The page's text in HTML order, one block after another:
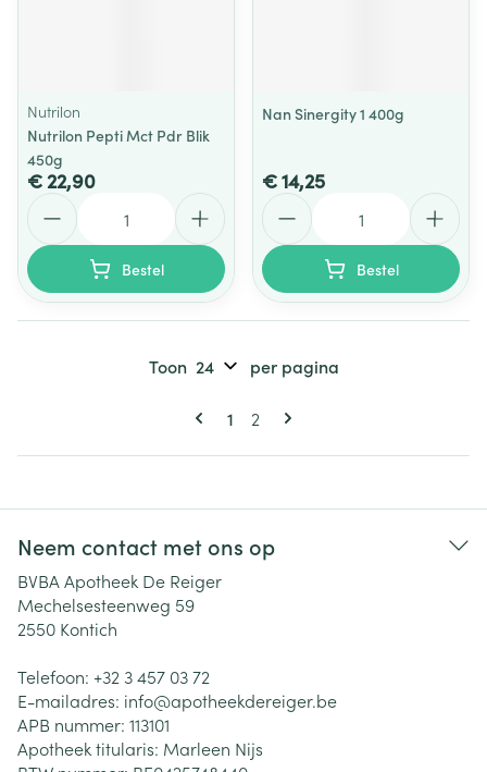
Nutrilon
Nutrilon Pepti Mct Pdr Blik
450g
€ 22,90
Bestel
Nan Sinergity 1 400g
€ 14,25
Bestel
Pagina's
U lees momenteel pagina
1 Pagina
2
Toon per pagina
Neem contact met ons op
BVBA Apotheek De Reiger
Mechelsesteenweg 59
2550 Kontich
Telefoon: +32 3 457 03 72
E-mailadres: info@apotheekdereiger.be
APB nummer: 113101
Apotheek titularis: Marleen Nijs